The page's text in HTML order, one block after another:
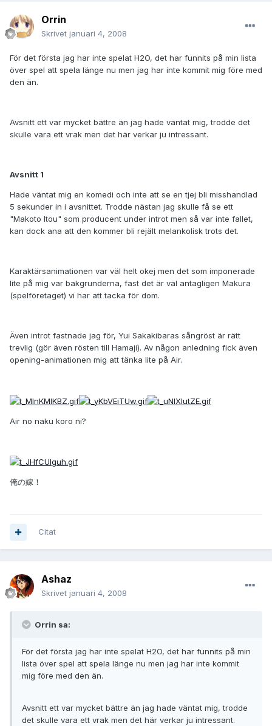
Orrin
Skrivet januari 4, 2008
För det första jag har inte spelat H2O, det har funnits på min lista
över spel att spela länge nu men jag har inte kommit mig före med
den än.
Avsnitt ett var mycket bättre än jag hade väntat mig, trodde det
skulle vara ett vrak men det här verkar ju intressant.
Avsnitt 1
Hade väntat mig en komedi och inte att se en tjej bli misshandlad
5 sekunder in i avsnittet. Trodde nästan jag skulle få se ett
"Makoto Itou" som producent under introt men så var inte fallet,
kan dock ana att den kommer bli rejält melankolisk trots det.
Karaktärsanimationen var väl helt okej men det som imponerade
lite på mig var bakgrunderna, fast det är väl antagligen Makura
(spelföretaget) vi har att tacka för dom.
Även introt fastnade jag för, Yui Sakakibaras sångröst är rätt
trevlig (gör även rösten till Hamaji). Av någon anledning fick även
opening-animationen mig att tänka lite på Air.
Air no naku koro ni?
俺の嫁！
Citat
Ashaz
Skrivet januari 4, 2008
Orrin sa:
För det första jag har inte spelat H2O, det har funnits på min
lista över spel att spela länge nu men jag har inte kommit
mig före med den än.
Avsnitt ett var mycket bättre än jag hade väntat mig, trodde
det skulle vara ett vrak men det här verkar ju intressant.